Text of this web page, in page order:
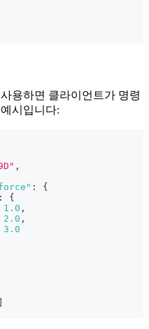
용하면 클라이언트가 명령
시입니다:
,
:
{
:
{
1.0 ,
2.0 ,
3.0